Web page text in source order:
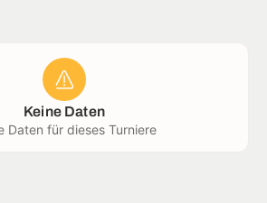
Keine Daten
Daten für dieses Turniere